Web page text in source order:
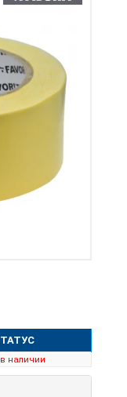
наличии